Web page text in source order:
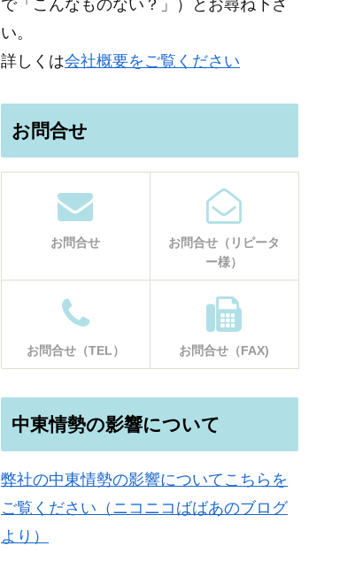
で「こんなものない？」）とお尋ね下さ
い。
詳しくは会社概要をご覧ください
お問合せ
お問合せ
お問合せ（リピータ
ー様）
お問合せ（TEL） お問合せ（FAX)
中東情勢の影響について
弊社の中東情勢の影響についてこちらを
ご覧ください（ニコニコばばあのブログ
より）